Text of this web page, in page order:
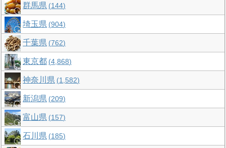
群馬県 144
埼玉県 904
千葉県 762
東京都 4,868
神奈川県 1,582
新潟県 209
富山県 157
石川県 185